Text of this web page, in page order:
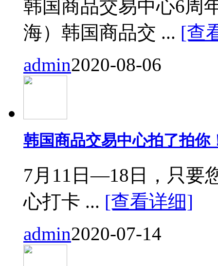
韩国商品交易中心6周
海）韩国商品交 ... [查
admin2020-08-06
韩国商品交易中心拍了拍你
7月11日—18日，只要
心打卡 ... [查看详细]
admin2020-07-14